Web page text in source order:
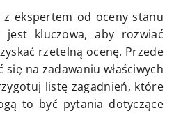
z ekspertem od oceny stanu
jest kluczowa, aby rozwiać
rzetelną ocenę. Przede
na zadawaniu właściwych
listę zagadnień, które
to być pytania dotyczące